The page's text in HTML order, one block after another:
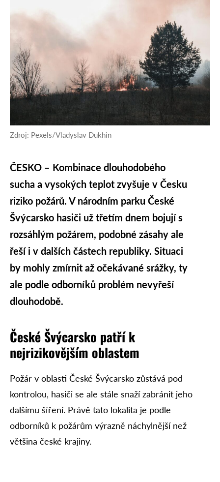
Zdroj: Pexels/Vladyslav Dukhin
ČESKO – Kombinace dlouhodobého
sucha a vysokých teplot zvyšuje v Česku
riziko požárů. V národním parku České
Švýcarsko hasiči už třetím dnem bojují s
rozsáhlým požárem, podobné zásahy ale
řeší i v dalších částech republiky. Situaci
by mohly zmírnit až očekávané srážky, ty
ale podle odborníků problém nevyřeší
dlouhodobě.
České Švýcarsko patří k
nejrizikovějším oblastem
Požár v oblasti České Švýcarsko zůstává pod
kontrolou, hasiči se ale stále snaží zabránit jeho
dalšímu šíření. Právě tato lokalita je podle
odborníků k požárům výrazně náchylnější než
většina české krajiny.